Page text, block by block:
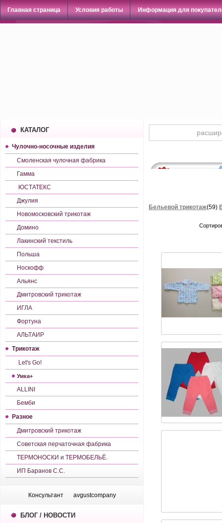
Главная страница Условия работы Информация для
КАТАЛОГ
Чулочно-носочные изделия
Смоленская чулочная фабрика
Гамма
ЮСТАТЕКС
Джулия
Новомосковский трикотаж
Домино
Лакинский текстиль
Польша
Носкофф
Альянс
Дмитровский трикотаж
ИГЛА
Фортуна
АЛЬТАИР
Трикотаж
Let's Gо!
Умка+
ALLINI
Бемби
Разное
Дмитровский трикотаж
Советская перчаточная фабрика
ТЕРМОНОСКИ и ТЕРМОБЕЛЬЁ.
ИП Баранов С.С.
Консультант avgustcompany
БЛОГ / НОВОСТИ
Бельевой трикотаж(59)